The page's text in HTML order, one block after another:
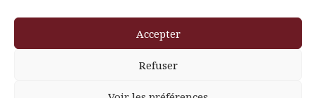
Accepter
Refuser
Themeisle